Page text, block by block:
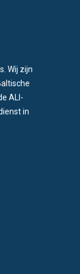
Wij zijn
ALI-
in